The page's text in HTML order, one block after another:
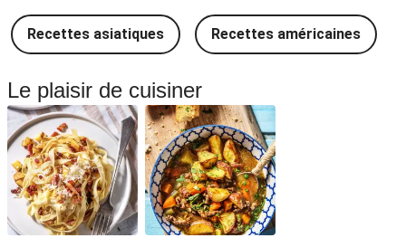
Recettes asiatiques Recettes américaines
Le plaisir de cuisiner